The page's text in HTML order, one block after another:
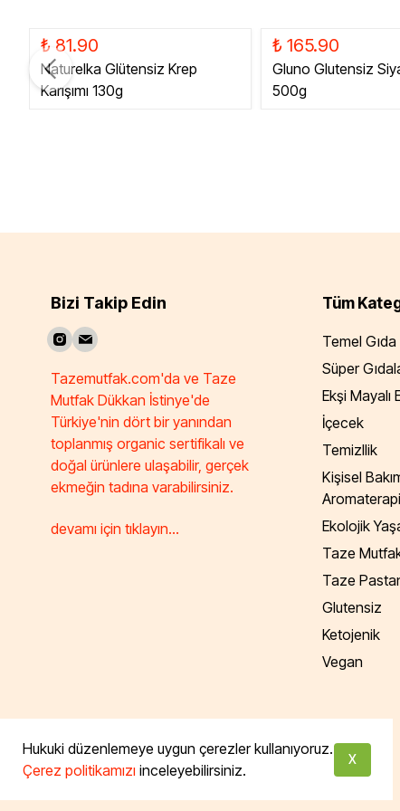
Hukuki düzenlemeye uygun çerezler kullanıyoruz.
Çerez politikamızı inceleyebilirsiniz.
X
₺ 81.90
Naturelka Glütensiz Krep
Karışımı 130g
₺ 165.90
Gluno Glutensiz
500g
Bizi Takip Edin
Tazemutfak.com'da ve Taze
Mutfak Dükkan İstinye'de
Türkiye'nin dört bir yanından
toplanmış organic sertifikalı ve
doğal ürünlere ulaşabilir, gerçek
ekmeğin tadına varabilirsiniz.
devamı için tıklayın...
Tüm
Temel Gıda
Süper
Ekşi Mayalı
İçecek
Temizllik
Kişisel
Aromaterapi
Ekolojik
Taze
Taze
Glutensiz
Ketojenik
Vegan